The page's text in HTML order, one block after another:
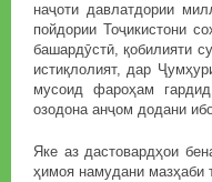
наҷоти давлатдории
пойдории Тоҷикистони
башардӯстӣ, қобилияти
истиқлолият, дар
мусоид фароҳам
озодона анҷом додани
Яке аз дастовардҳои
ҳимоя намудани